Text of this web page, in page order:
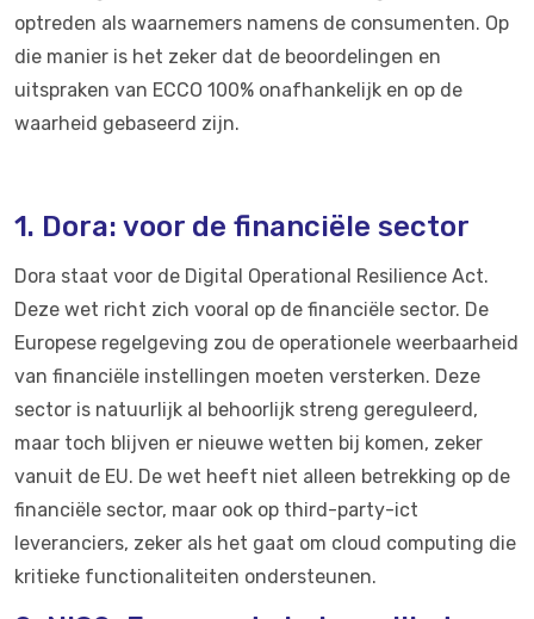
optreden als waarnemers namens de consumenten. Op
die manier is het zeker dat de beoordelingen en
uitspraken van ECCO 100% onafhankelijk en op de
waarheid gebaseerd zijn.
1. Dora: voor de financiële sector
Dora staat voor de Digital Operational Resilience Act.
Deze wet richt zich vooral op de financiële sector. De
Europese regelgeving zou de operationele weerbaarheid
van financiële instellingen moeten versterken. Deze
sector is natuurlijk al behoorlijk streng gereguleerd,
maar toch blijven er nieuwe wetten bij komen, zeker
vanuit de EU. De wet heeft niet alleen betrekking op de
financiële sector, maar ook op third-party-ict
leveranciers, zeker als het gaat om cloud computing die
kritieke functionaliteiten ondersteunen.